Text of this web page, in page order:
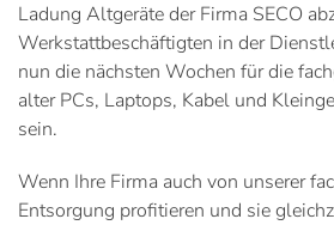
Ladung Altgeräte der Firma SECO
Werkstattbeschäftigten in der
nun die nächsten Wochen für die
alter PCs, Laptops, Kabel und
sein.
Wenn Ihre Firma auch von unserer
Entsorgung profitieren und sie